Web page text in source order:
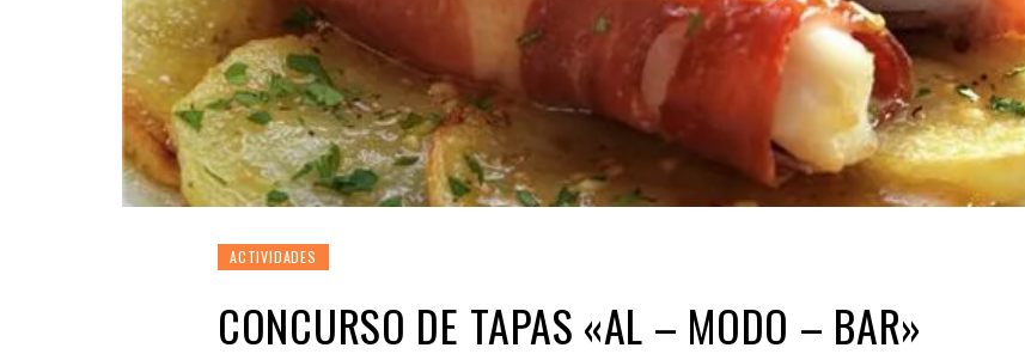
ACTIVIDADES
CONCURSO DE TAPAS «AL – MODO – BAR»